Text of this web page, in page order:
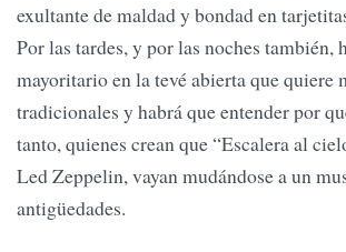
exultante de maldad y bondad en
Por las tardes, y por las noches también,
mayoritario en la tevé abierta que quiere
tradicionales y habrá que entender por
tanto, quienes crean que “Escalera al
Led Zeppelin, vayan mudándose a un
antigüedades.